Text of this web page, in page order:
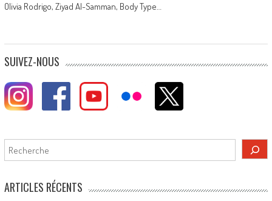
Olivia Rodrigo, Ziyad Al-Samman, Body Type…
SUIVEZ-NOUS
Rechercher
ARTICLES RÉCENTS